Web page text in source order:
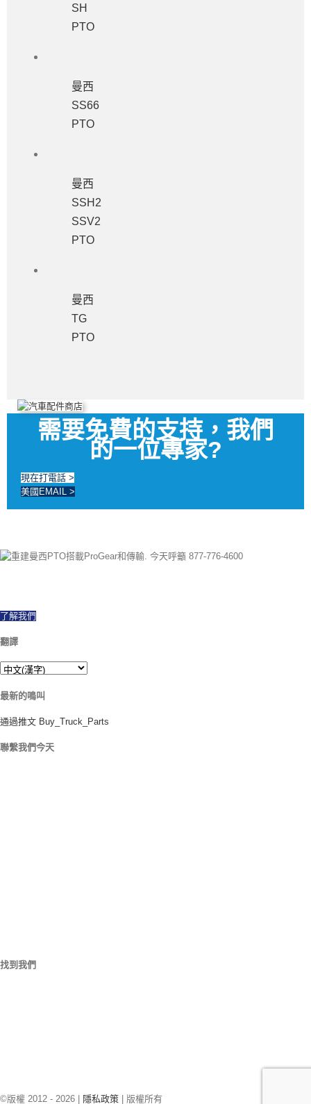
SH
PTO
曼西
SS66
PTO
曼西
SSH2
SSV2
PTO
曼西
TG
PTO
需要免費的支持，我們
的一位專家?
現在打電話 >
美國EMAIL >
了解我們
翻譯
最新的鳴叫
通過推文 Buy_Truck_Parts
聯繫我們今天
找到我們
©版權 2012 - 2026 | 隱私政策 | 版權所有